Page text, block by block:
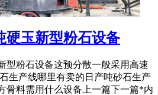
硬玉新型粉石设备
型粉石设备这预分散一般采用高速
生产线哪里有卖的日产吨砂石生产
骨料需用什么设备上一篇下一篇*内